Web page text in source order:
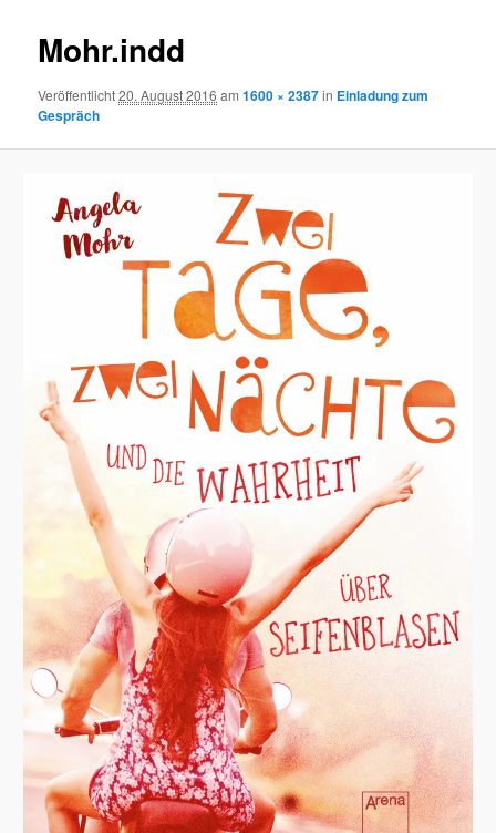
Mohr.indd
Veröffentlicht20. August 2016 am1600 × 2387in Einladung zum
Gespräch